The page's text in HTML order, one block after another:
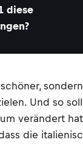
diese
Und so
verändert
die